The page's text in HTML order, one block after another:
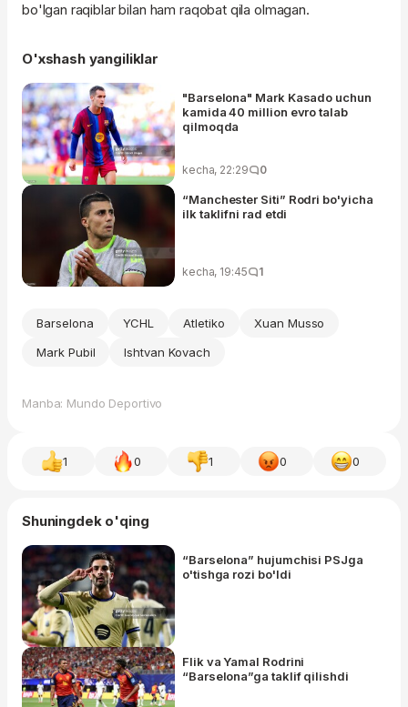
bo'lgan raqiblar bilan ham raqobat qila olmagan.
O'xshash yangiliklar
"Barselona" Mark Kasado uchun
kamida 40 million evro talab
qilmoqda
kecha, 22:29 0
“Manchester Siti” Rodri bo'yicha
ilk taklifni rad etdi
kecha, 19:45 1
Barselona YCHL Atletiko
Xuan Musso
Mark Pubil
Ishtvan Kovach
Manba: Mundo Deportivo
1 0 1 0 0
Shuningdek o'qing
“Barselona” hujumchisi PSJga
o'tishga rozi bo'ldi
Flik va Yamal Rodrini
“Barselona”ga taklif qilishdi